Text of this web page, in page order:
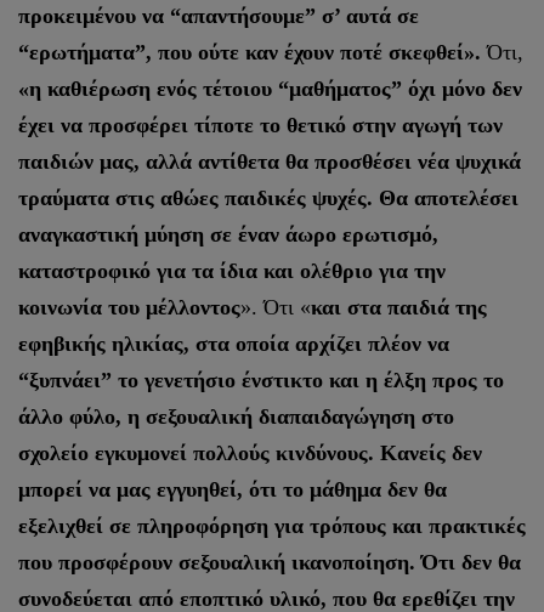
προκειμένου να “απαντήσουμε” σ’ αυτά σε
“ερωτήματα”, που ούτε καν έχουν ποτέ σκεφθεί».Ότι,
«η καθιέρωση ενός τέτοιου “μαθήματος” όχι μόνο δεν
έχει να προσφέρει τίποτε το θετικό στην αγωγή των
παιδιών μας, αλλά αντίθετα θα προσθέσει νέα ψυχικά
τραύματα στις αθώες παιδικές ψυχές. Θα αποτελέσει
αναγκαστική μύηση σε έναν άωρο ερωτισμό,
καταστροφικό για τα ίδια και ολέθριο για την
κοινωνία του μέλλοντος». Ότι «και στα παιδιά της
εφηβικής ηλικίας, στα οποία αρχίζει πλέον να
“ξυπνάει” το γενετήσιο ένστικτο και η έλξη προς το
άλλο φύλο, η σεξουαλική διαπαιδαγώγηση στο
σχολείο εγκυμονεί πολλούς κινδύνους. Κανείς δεν
μπορεί να μας εγγυηθεί, ότι το μάθημα δεν θα
εξελιχθεί σε πληροφόρηση για τρόπους και πρακτικές
που προσφέρουν σεξουαλική ικανοποίηση. Ότι δεν θα
συνοδεύεται από εποπτικό υλικό, που θα ερεθίζει την